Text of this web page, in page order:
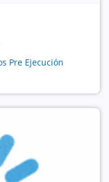
Pre Ejecución